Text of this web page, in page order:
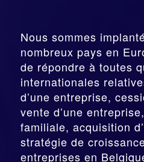
Nous sommes
nombreux pays en
de répondre à toutes
internationales
d’une entreprise,
vente d’une
familiale, acquisition
stratégie de
entreprises en